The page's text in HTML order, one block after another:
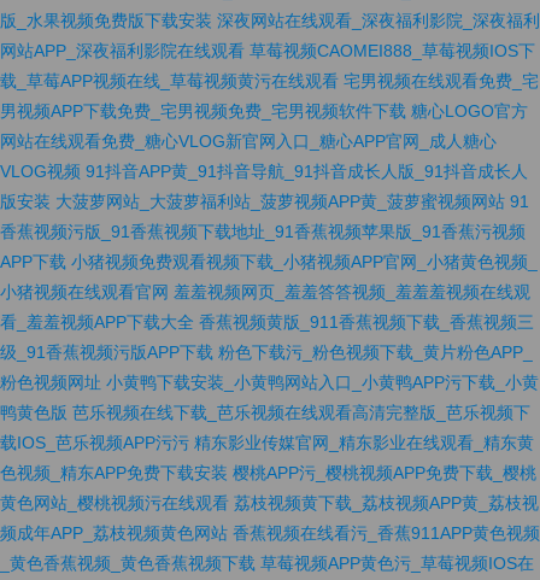
版_水果视频免费版下载安装 深夜网站在线观看_深夜福利影院_深夜福利
网站APP_深夜福利影院在线观看 草莓视频CAOMEI888_草莓视频IOS下
载_草莓APP视频在线_草莓视频黄污在线观看 宅男视频在线观看免费_宅
男视频APP下载免费_宅男视频免费_宅男视频软件下载 糖心LOGO官方
网站在线观看免费_糖心VLOG新官网入口_糖心APP官网_成人糖心
VLOG视频 91抖音APP黄_91抖音导航_91抖音成长人版_91抖音成长人
版安装 大菠萝网站_大菠萝福利站_菠萝视频APP黄_菠萝蜜视频网站 91
香蕉视频污版_91香蕉视频下载地址_91香蕉视频苹果版_91香蕉污视频
APP下载 小猪视频免费观看视频下载_小猪视频APP官网_小猪黄色视频_
小猪视频在线观看官网 羞羞视频网页_羞羞答答视频_羞羞羞视频在线观
看_羞羞视频APP下载大全 香蕉视频黄版_911香蕉视频下载_香蕉视频三
级_91香蕉视频污版APP下载 粉色下载污_粉色视频下载_黄片粉色APP_
粉色视频网址 小黄鸭下载安装_小黄鸭网站入口_小黄鸭APP污下载_小黄
鸭黄色版 芭乐视频在线下载_芭乐视频在线观看高清完整版_芭乐视频下
载IOS_芭乐视频APP污污 精东影业传媒官网_精东影业在线观看_精东黄
色视频_精东APP免费下载安装 樱桃APP污_樱桃视频APP免费下载_樱桃
黄色网站_樱桃视频污在线观看 荔枝视频黄下载_荔枝视频APP黄_荔枝视
频成年APP_荔枝视频黄色网站 香蕉视频在线看污_香蕉911APP黄色视频
_黄色香蕉视频_黄色香蕉视频下载 草莓视频APP黄色污_草莓视频IOS在